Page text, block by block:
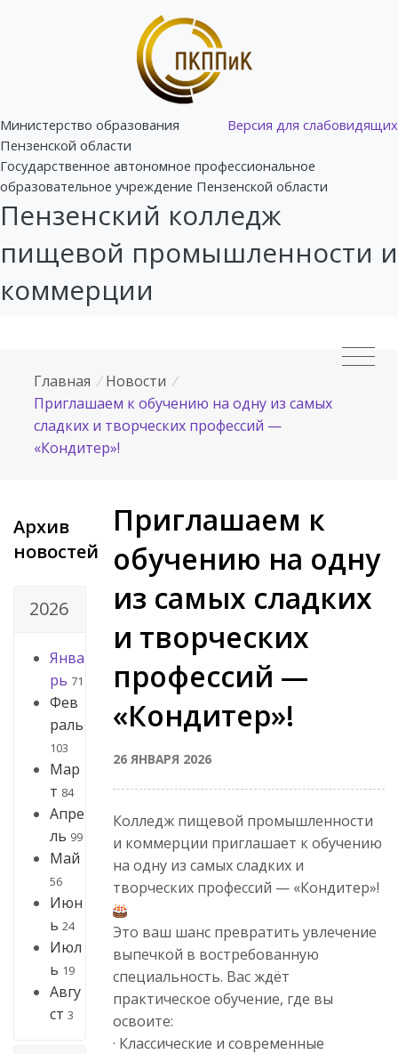
Версия для слабовидящих
Министерство образования
Пензенской области
Государственное автономное профессиональное
образовательное учреждение Пензенской области
Пензенский колледж
пищевой промышленности и
коммерции
Главная / Новости /
Приглашаем к обучению на одну из самых
сладких и творческих профессий —
«Кондитер»!
Архив
новостей
2026
Янва
рь 71
Фев
раль
103
Мар
т 84
Апре
ль 99
Май
56
Июн
ь 24
Июл
ь 19
Авгу
ст 3
Приглашаем к
обучению на одну
из самых сладких
и творческих
профессий —
«Кондитер»!
26 ЯНВАРЯ 2026
Колледж пищевой промышленности
и коммерции приглашает к обучению
на одну из самых сладких и
творческих профессий — «Кондитер»!
Это ваш шанс превратить увлечение
выпечкой в востребованную
специальность. Вас ждёт
практическое обучение, где вы
освоите:
· Классические и современные